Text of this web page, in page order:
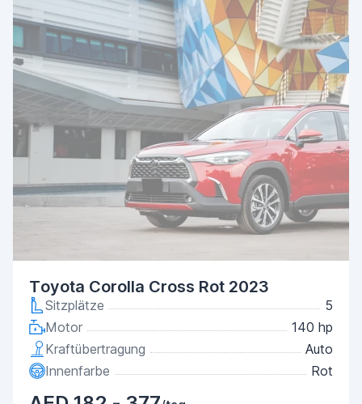
Toyota Corolla Cross Rot 2023
Sitzplätze
5
Motor
140 hp
Kraftübertragung
Auto
Innenfarbe
Rot